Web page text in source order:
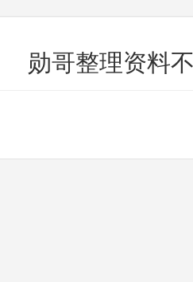
勋哥整理资料